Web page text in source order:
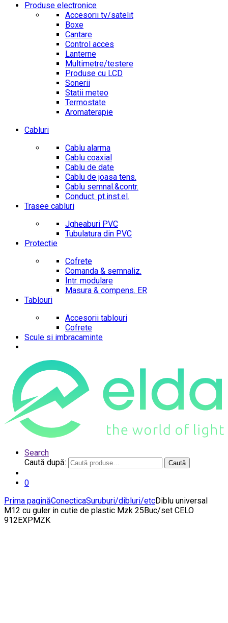
Produse electronice
Accesorii tv/satelit
Boxe
Cantare
Control acces
Lanterne
Multimetre/testere
Produse cu LCD
Sonerii
Statii meteo
Termostate
Aromaterapie
Cabluri
Cablu alarma
Cablu coaxial
Cablu de date
Cablu de joasa tens.
Cablu semnal.&contr.
Conduct. pt.inst.el.
Trasee cabluri
Jgheaburi PVC
Tubulatura din PVC
Protectie
Cofrete
Comanda & semnaliz.
Intr. modulare
Masura & compens. ER
Tablouri
Accesorii tablouri
Cofrete
Scule si imbracaminte
Search
Caută după:
Caută
0
Prima paginăConecticaSuruburi/dibluri/etcDiblu universal
M12 cu guler in cutie de plastic Mzk 25Buc/set CELO
912EXPMZK